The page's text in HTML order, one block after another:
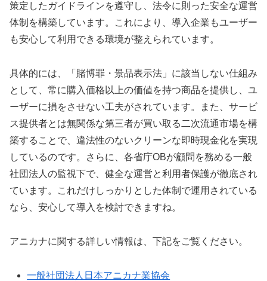
策定したガイドラインを遵守し、法令に則った安全な運営
体制を構築しています。これにより、導入企業もユーザー
も安心して利用できる環境が整えられています。
具体的には、「賭博罪・景品表示法」に該当しない仕組み
として、常に購入価格以上の価値を持つ商品を提供し、ユ
ーザーに損をさせない工夫がされています。また、サービ
ス提供者とは無関係な第三者が買い取る二次流通市場を構
築することで、違法性のないクリーンな即時現金化を実現
しているのです。さらに、各省庁OBが顧問を務める一般
社団法人の監視下で、健全な運営と利用者保護が徹底され
ています。これだけしっかりとした体制で運用されている
なら、安心して導入を検討できますね。
アニカナに関する詳しい情報は、下記をご覧ください。
一般社団法人日本アニカナ業協会